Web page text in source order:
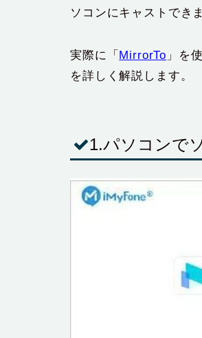
ソコンにキャストでき
実際に「 MirrorTo 」を
を詳しく解説します。
1.パソコンで